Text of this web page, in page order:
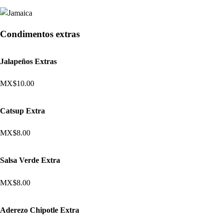
Condimentos extras
Jalapeños Extras
MX$10.00
Catsup Extra
MX$8.00
Salsa Verde Extra
MX$8.00
Aderezo Chipotle Extra